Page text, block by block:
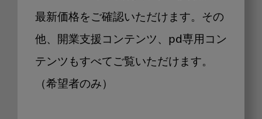
最新価格をご確認いただけます。その
他、開業支援コンテンツ、pd専用コン
テンツもすべてご覧いただけます。
（希望者のみ）